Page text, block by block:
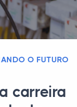
O FUTURO
carreira